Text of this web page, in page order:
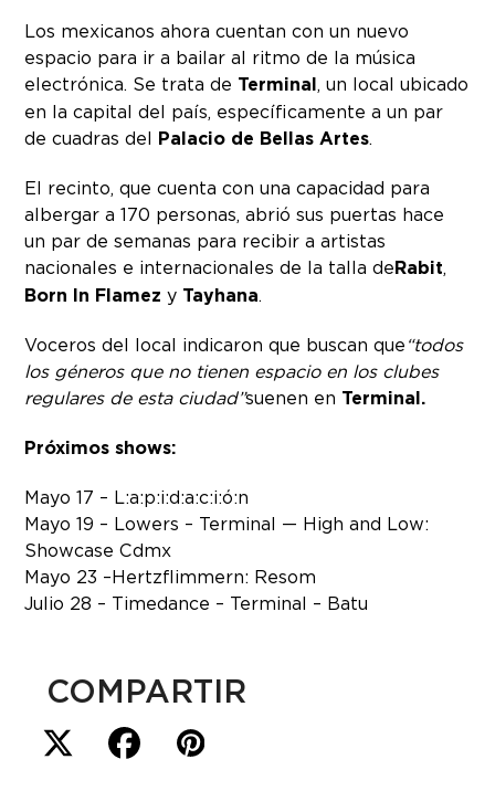
Los mexicanos ahora cuentan con un nuevo
espacio para ir a bailar al ritmo de la música
electrónica. Se trata de Terminal, un local ubicado
en la capital del país, específicamente a un par
de cuadras del Palacio de Bellas Artes.
El recinto, que cuenta con una capacidad para
albergar a 170 personas, abrió sus puertas hace
un par de semanas para recibir a artistas
nacionales e internacionales de la talla deRabit,
Born In Flamez y Tayhana.
Voceros del local indicaron que buscan que “todos
los géneros que no tienen espacio en los clubes
regulares de esta ciudad”suenen en Terminal.
Próximos shows:
Mayo 17 – L:a:p:i:d:a:c:i:ó:n
Mayo 19 – Lowers – Terminal — High and Low:
Showcase Cdmx
Mayo 23 – Hertzflimmern: Resom
Julio 28 – Timedance – Terminal – Batu
COMPARTIR